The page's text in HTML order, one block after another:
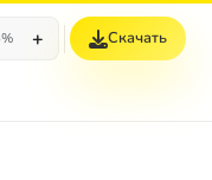
+ Скачать